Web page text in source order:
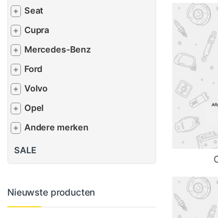
+ Seat
+ Cupra
+ Mercedes-Benz
+ Ford
+ Volvo
+ Opel
+ Andere merken
SALE
Nieuwste producten